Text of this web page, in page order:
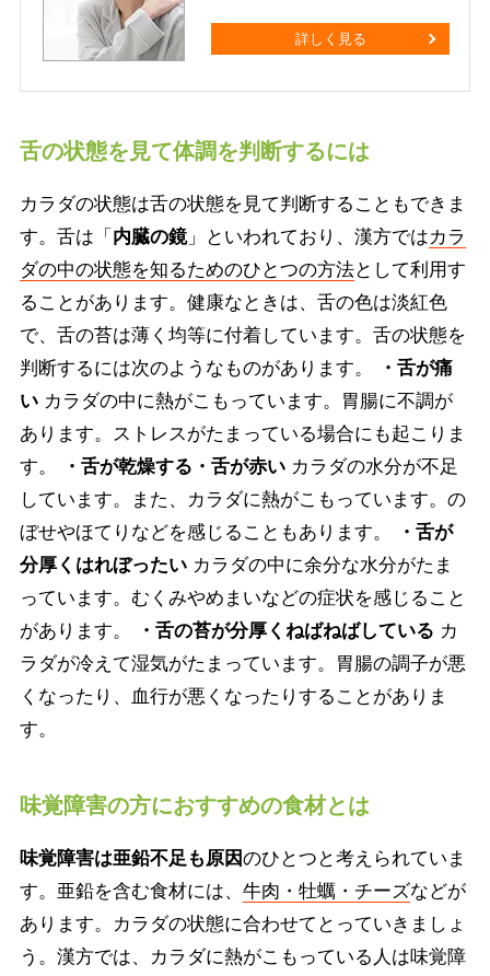
詳しく見る
舌の状態を見て体調を判断するには
カラダの状態は舌の状態を見て判断することもできま
す。舌は「 内臓の鏡」といわれており、漢方ではカラ
ダの中の状態を知るためのひとつの方法として利用す
ることがあります。健康なときは、舌の色は淡紅色
で、舌の苔は薄く均等に付着しています。舌の状態を
判断するには次のようなものがあります。
・舌が痛
いカラダの中に熱がこもっています。胃腸に不調が
あります。ストレスがたまっている場合にも起こりま
す。
・舌が乾燥する・舌が赤いカラダの水分が不足
しています。また、カラダに熱がこもっています。の
ぼせやほてりなどを感じることもあります。
・舌が
分厚くはれぼったいカラダの中に余分な水分がたま
っています。むくみやめまいなどの症状を感じること
があります。
・舌の苔が分厚くねばねばしている カ
ラダが冷えて湿気がたまっています。胃腸の調子が悪
くなったり、血行が悪くなったりすることがありま
す。
味覚障害の方におすすめの食材とは
味覚障害は亜鉛不足も原因のひとつと考えられていま
す。亜鉛を含む食材には、 牛肉・牡蠣・チーズなどが
あります。カラダの状態に合わせてとっていきましょ
う。漢方では、カラダに熱がこもっている人は味覚障